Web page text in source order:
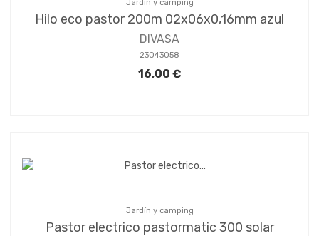
Jardín y camping
Hilo eco pastor 200m 02x06x0,16mm azul
DIVASA
23043058
16,00 €
Jardín y camping
Pastor electrico pastormatic 300 solar